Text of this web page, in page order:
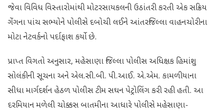
જેવા વિવિધ વિસ્તારોમાંથી મોટરસાયકલની ઉઠાંતરી કરતી એક સક્રિય
ગેંગના પાંચ સભ્યોને પોલીસે દબોચી લઈને આંતરજિલ્લા વાહનચોરીના
મોટા નેટવર્કનો પર્દાફાશ કર્યો છે.
પ્રાપ્ત વિગતો અનુસાર, મહેસાણા જિલ્લા પોલીસ અધિક્ષક હિમાંશુ
સોલંકીની સૂચના અને એલ.સી.બી. પી.આઈ. એ.એમ. કામળીયાના
સીધા માર્ગદર્શન હેઠળ પોલીસ ટીમ સઘન પેટ્રોલિંગ કરી રહી હતી. આ
દરમિયાન મળેલી ચોક્કસ બાતમીના આધારે પોલીસે મહેસાણા-